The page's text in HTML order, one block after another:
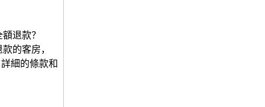
退款？
的客房，
細的條款和